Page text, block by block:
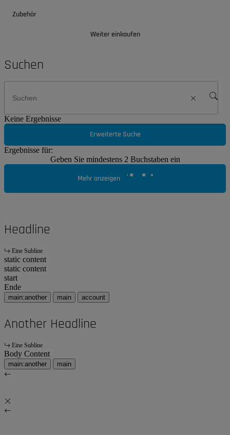
Zubehör
Weiter einkaufen
Suchen
Keine Ergebnisse
Erweiterte Suche
Ergebnisse für:
Geben Sie mindestens 2 Buchstaben ein
Mehr anzeigen
Headline
Eine Subline
static content
static content
start
Ende
main:another main account
Another Headline
Eine Subline
Body Content
main:another main